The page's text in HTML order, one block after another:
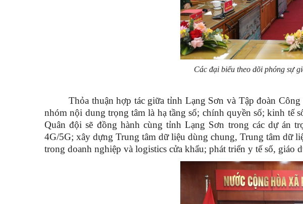
Các đại biểu theo dõi phóng sự
Thỏa thuận hợp tác giữa tỉnh Lạng Sơn và Tập đoàn
nhóm nội dung trọng tâm là hạ tầng số; chính quyền số; kinh tế
Quân đội sẽ đồng hành cùng tỉnh Lạng Sơn trong các dự án
4G/5G; xây dựng Trung tâm dữ liệu dùng chung, Trung tâm dữ
trong doanh nghiệp và logistics cửa khẩu; phát triển y tế số, giáo